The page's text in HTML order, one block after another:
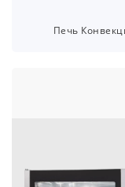
Печь